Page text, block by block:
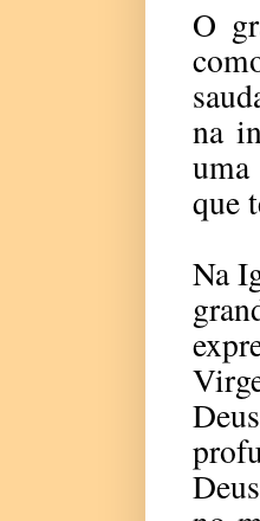
O
na
que
Na